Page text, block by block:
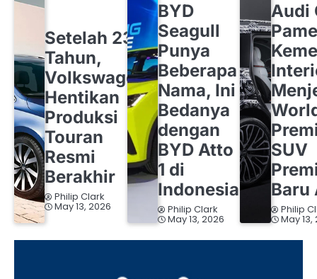
Setelah 23
Tahun,
Volkswagen
Hentikan
Produksi
Touran
Resmi
Berakhir
Philip Clark
May 13, 2026
BYD
Seagull
Punya
Beberapa
Nama, Ini
Bedanya
dengan
BYD Atto
1 di
Indonesia
Philip Clark
May 13, 2026
Audi
SUV
Baru
Philip
May 13,